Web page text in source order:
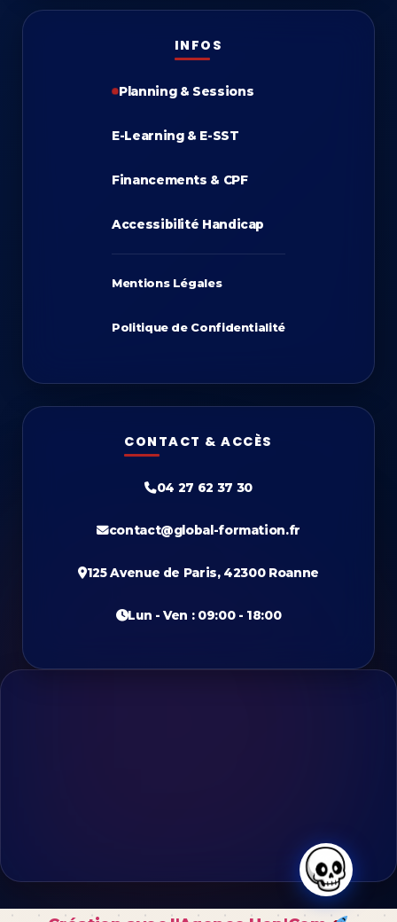
INFOS
Planning & Sessions
E-Learning & E-SST
Financements & CPF
Accessibilité Handicap
Mentions Légales
Politique de Confidentialité
CONTACT & ACCÈS
04 27 62 37 30
contact@global-formation.fr
125 Avenue de Paris, 42300 Roanne
Lun - Ven : 09:00 - 18:00